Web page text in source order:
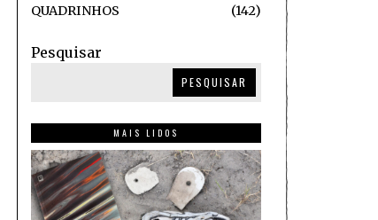
QUADRINHOS
142
Pesquisar
PESQUISAR
MAIS LIDOS